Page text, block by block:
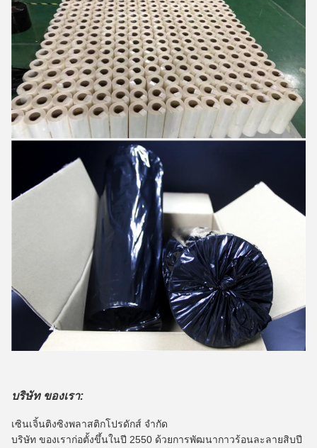
บริษัท ของเรา:
เซินเจิ้นติงซิงพลาสติกโปรดักส์ จำกัด
บริษัท ของเราก่อตั้งขึ้นในปี 2550 ด้วยการพัฒนากาวร้อนละลายสิบปี